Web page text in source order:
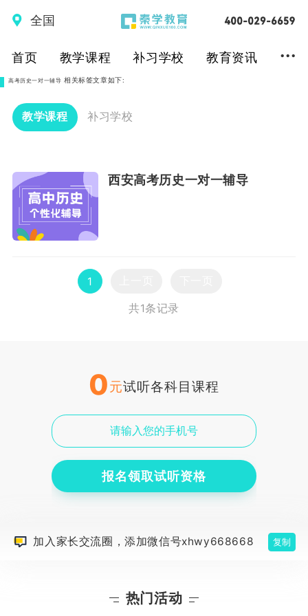
全国
首页 教学课程 补习学校 教育资讯 ...
高考历史一对一辅导 相关标签文章如下:
教学课程 补习学校
西安高考历史一对一辅导
1
共1条记录
0元试听各科目课程
报名领取试听资格
加入家长交流圈，添加微信号xhwy668668 复制
热门活动